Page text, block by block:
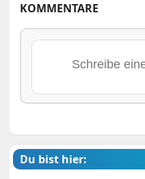
KOMMENTARE
Du bist hier: